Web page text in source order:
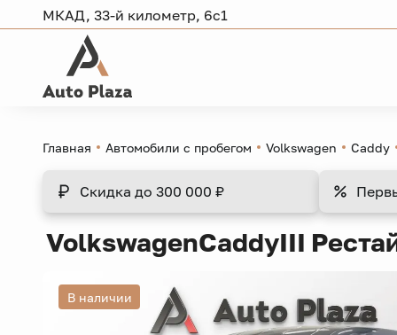
МКАД, 33-й километр, 6с1
Главная Автомобили с пробегом Volkswagen Caddy
Скидка до 300 000 ₽
VolkswagenCaddyIII
В наличии